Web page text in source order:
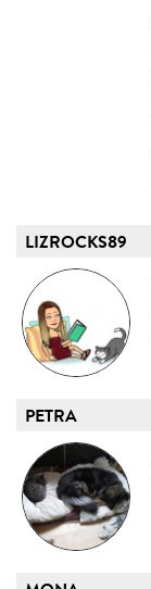
LIZROCKS89
PETRA